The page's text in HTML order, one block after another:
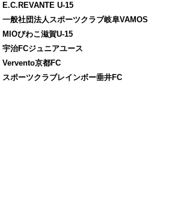
U-15
般社団法人スポーツクラブ岐阜VAMOS
びわこ滋賀U-15
治FCジュニアユース
京都FC
ポーツクラブレインボー垂井FC